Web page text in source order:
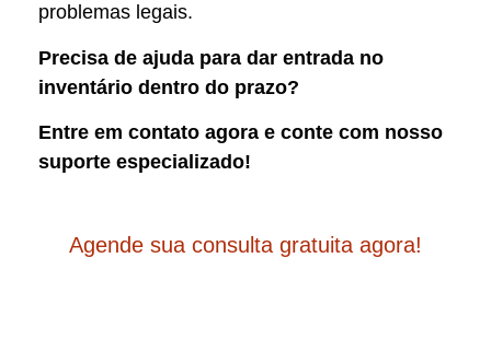
problemas legais.
Precisa de ajuda para dar entrada no
inventário dentro do prazo?
Entre em contato agora e conte com nosso
suporte especializado!
Agende sua consulta gratuita agora!